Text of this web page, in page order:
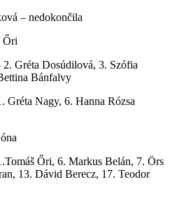
– nedokončila
Őri
Gréta Dosúdilová, 3. Szófia
Bánfalvy
Gréta Nagy, 6. Hanna Rózsa
Őri, 6. Markus Belán, 7. Örs
13. Dávid Berecz, 17. Teodor